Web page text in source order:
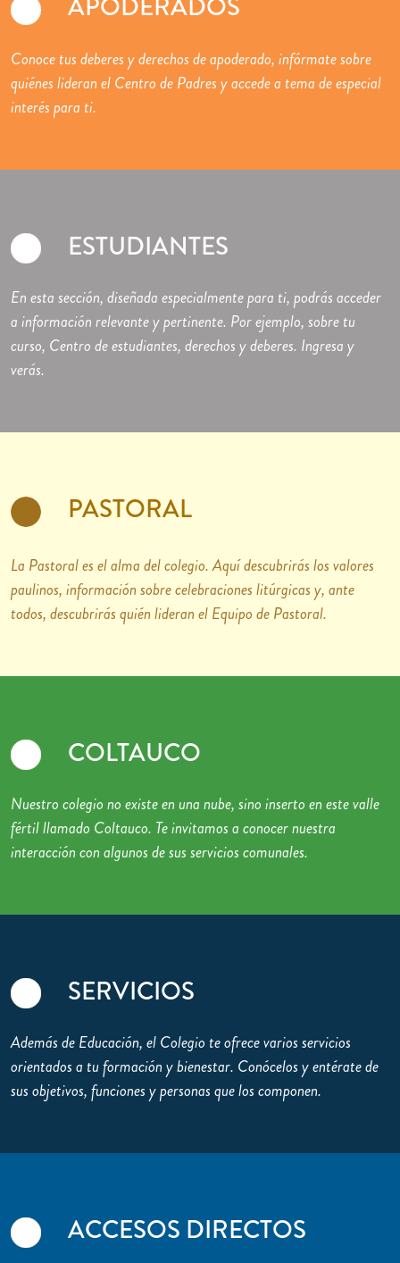
APODERADOS
Conoce tus deberes y derechos de apoderado, infórmate sobre
quiénes lideran el Centro de Padres y accede a tema de especial
interés para ti.
ESTUDIANTES
En esta sección, diseñada especialmente para ti, podrás acceder
a información relevante y pertinente. Por ejemplo, sobre tu
curso, Centro de estudiantes, derechos y deberes. Ingresa y
verás.
PASTORAL
La Pastoral es el alma del colegio. Aquí descubrirás los valores
paulinos, información sobre celebraciones litúrgicas y, ante
todos, descubrirás quién lideran el Equipo de Pastoral.
COLTAUCO
Nuestro colegio no existe en una nube, sino inserto en este valle
fértil llamado Coltauco. Te invitamos a conocer nuestra
interacción con algunos de sus servicios comunales.
SERVICIOS
Además de Educación, el Colegio te ofrece varios servicios
orientados a tu formación y bienestar. Conócelos y entérate de
sus objetivos, funciones y personas que los componen.
ACCESOS DIRECTOS